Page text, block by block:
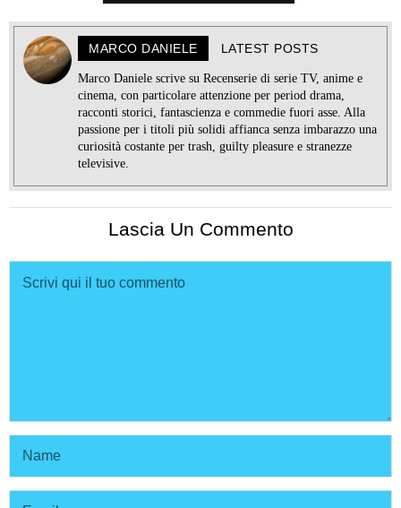
MARCO DANIELE LATEST POSTS
Marco Daniele scrive su Recenserie di serie TV, anime e
cinema, con particolare attenzione per period drama,
racconti storici, fantascienza e commedie fuori asse. Alla
passione per i titoli più solidi affianca senza imbarazzo una
curiosità costante per trash, guilty pleasure e stranezze
televisive.
Lascia Un Commento